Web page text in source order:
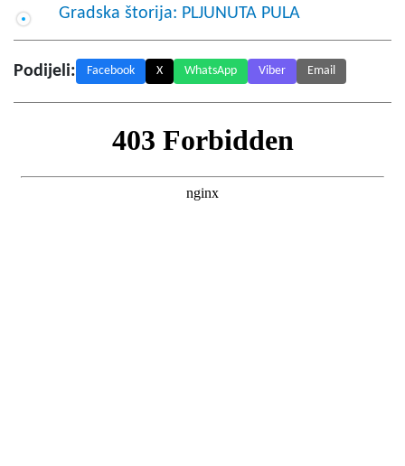
Gradska štorija: PLJUNUTA PULA
Podijeli: Facebook X WhatsApp Viber Email